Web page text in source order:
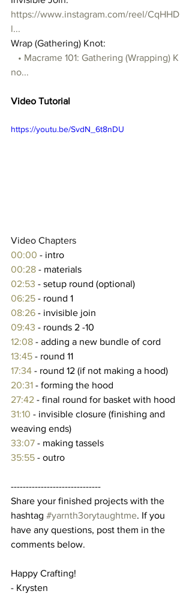
https://www.instagram.com/reel/CqHHD
l...
Wrap (Gathering) Knot:
• Macrame 101: Gathering (Wrapping) K
no...
Video Tutorial
https://youtu.be/SvdN_6t8nDU
Video Chapters
00:00 - intro
00:28 - materials
02:53 - setup round (optional)
06:25 - round 1
08:26 - invisible join
09:43 - rounds 2 -10
12:08 - adding a new bundle of cord
13:45 - round 11
17:34 - round 12 (if not making a hood)
20:31 - forming the hood
27:42 - final round for basket with hood
31:10 - invisible closure (finishing and
weaving ends)
33:07 - making tassels
35:55 - outro
------------------------------
Share your finished projects with the
hashtag #yarnth3orytaughtme. If you
have any questions, post them in the
comments below.
Happy Crafting!
- Krysten